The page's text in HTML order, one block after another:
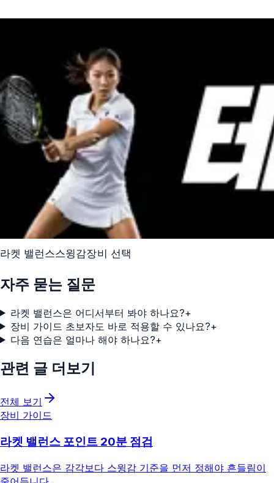
라켓 밸런스스윙감장비 선택
자주 묻는 질문
라켓 밸런스은 어디서부터 봐야 하나요?+
장비 가이드 초보자도 바로 적용할 수 있나요?+
다음 연습은 얼마나 해야 하나요?+
관련 글 더보기
전체 보기
장비 가이드
라켓 밸런스 포인트 20분 점검
라켓 밸런스은 감각보다 스윙감 기준을 먼저 정해야 흔들림이